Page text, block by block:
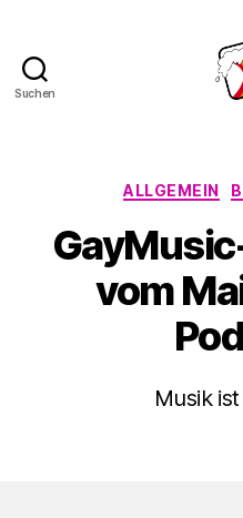
Suchen
ALLGEMEIN
vom
Musik